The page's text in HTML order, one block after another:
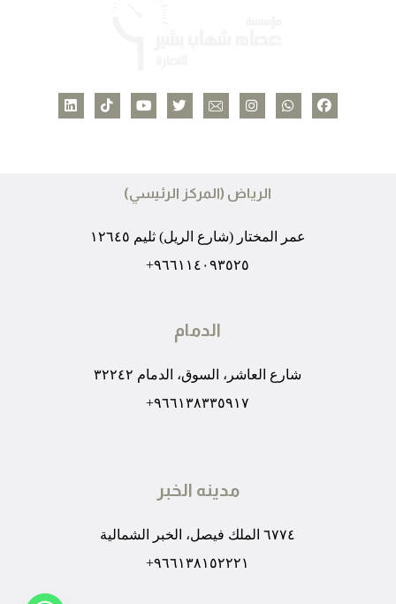
الرياض (المركز الرئيسي)
عمر المختار (شارع الريل) ثليم ١٢٦٤٥
٩٦٦١١٤٠٩٣٥٢٥+
الدمام
شارع العاشر، السوق، الدمام ٣٢٢٤٢
٩٦٦١٣٨٣٣٥٩١٧+
مدينه الخبر
٦٧٧٤ الملك فيصل، الخبر الشمالية
٩٦٦١٣٨١٥٢٢٢١+